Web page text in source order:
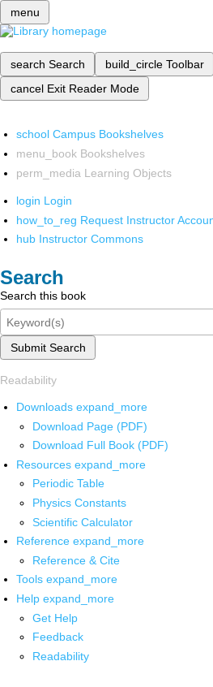
menu
search Search build_circle Toolbar
cancel Exit Reader Mode
school Campus Bookshelves
menu_book Bookshelves
perm_media Learning Objects
login Login
how_to_reg Request Instructor
hub Instructor Commons
Search
Search this book
Submit Search
Readability
Downloads expand_more
Download Page (PDF)
Download Full Book (PDF)
Resources expand_more
Periodic Table
Physics Constants
Scientific Calculator
Reference expand_more
Reference & Cite
Tools expand_more
Help expand_more
Get Help
Feedback
Readability